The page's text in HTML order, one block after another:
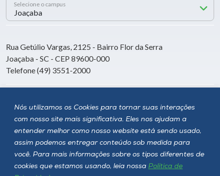
Nós utilizamos os Cookies para tornar suas interações
com nosso site mais significativa. Eles nos ajudam a
entender melhor como nosso website está sendo usado,
assim podemos entregar conteúdo sob medida para
você. Para mais informações sobre os tipos diferentes de
cookies que estamos usando, leia nossa Política de
Selecione o campus
Rua Getúlio Vargas, 2125 - Bairro Flor da Serra
Joaçaba - SC - CEP 89600-000
Telefone (49) 3551-2000
Siga a Unoesc